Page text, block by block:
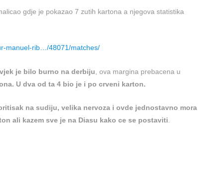
gdje je pokazao 7 zutih kartona a njegova statistika
manuel-rib…/48071/matches/
je bilo burno na derbiju , ova margina prebacena u
U dva od ta 4 bio je i po crveni karton.
na sudiju, velika nervoza i ovde jednostavno mora
ali kazem sve je na Diasu kako ce se postaviti.